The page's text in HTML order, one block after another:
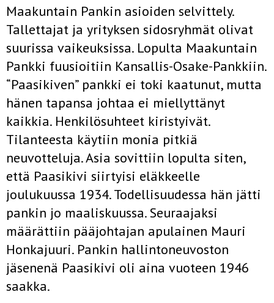
Maakuntain Pankin asioiden selvittely.
Tallettajat ja yrityksen sidosryhmät olivat
suurissa vaikeuksissa. Lopulta Maakuntain
Pankki fuusioitiin Kansallis-Osake-Pankkiin.
“Paasikiven” pankki ei toki kaatunut, mutta
hänen tapansa johtaa ei miellyttänyt
kaikkia. Henkilösuhteet kiristyivät.
Tilanteesta käytiin monia pitkiä
neuvotteluja. Asia sovittiin lopulta siten,
että Paasikivi siirtyisi eläkkeelle
joulukuussa 1934. Todellisuudessa hän jätti
pankin jo maaliskuussa. Seuraajaksi
määrättiin pääjohtajan apulainen Mauri
Honkajuuri. Pankin hallintoneuvoston
jäsenenä Paasikivi oli aina vuoteen 1946
saakka.